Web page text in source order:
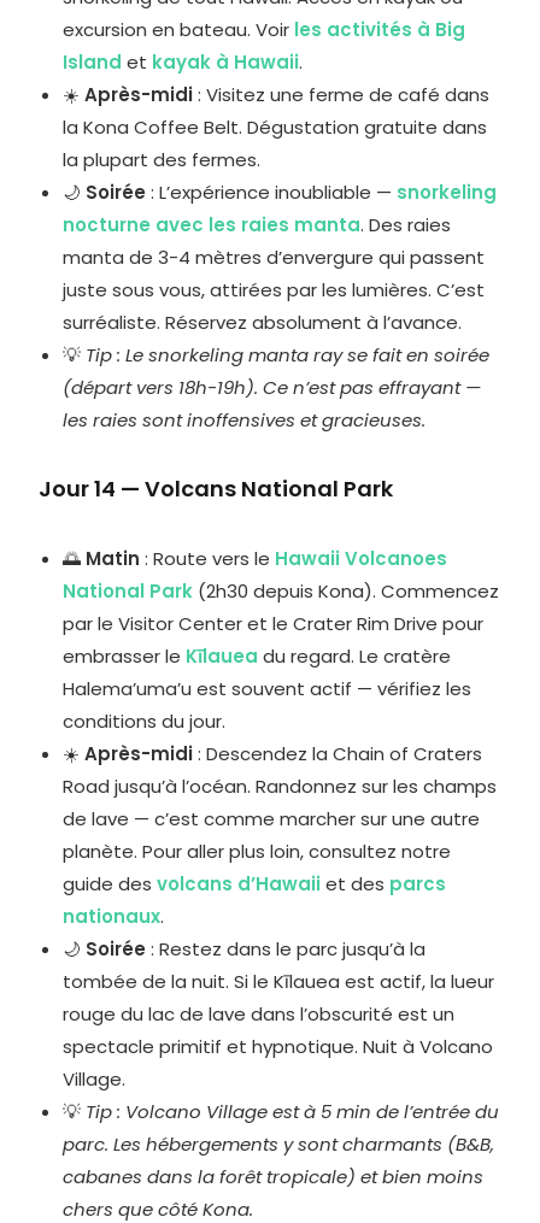
excursion en bateau. Voir les activités à Big
Island et kayak à Hawaii.
☀️Après-midi: Visitez une ferme de café dans
la Kona Coffee Belt. Dégustation gratuite dans
la plupart des fermes.
🌙 Soirée : L’expérience inoubliable — snorkeling
nocturne avec les raies manta. Des raies
manta de 3-4 mètres d’envergure qui passent
juste sous vous, attirées par les lumières. C’est
surréaliste. Réservez absolument à l’avance.
💡 Tip : Le snorkeling manta ray se fait en soirée
(départ vers 18h-19h). Ce n’est pas effrayant —
les raies sont inoffensives et gracieuses.
Jour 14 — Volcans National Park
🌅 Matin : Route vers le Hawaii Volcanoes
National Park (2h30 depuis Kona). Commencez
par le Visitor Center et le Crater Rim Drive pour
embrasser le Kīlauea du regard. Le cratère
Halema’uma’u est souvent actif — vérifiez les
conditions du jour.
☀️Après-midi: Descendez la Chain of Craters
Road jusqu’à l’océan. Randonnez sur les champs
de lave — c’est comme marcher sur une autre
planète. Pour aller plus loin, consultez notre
guide desvolcans d’Hawaiiet des parcs
nationaux.
🌙 Soirée : Restez dans le parc jusqu’à la
tombée de la nuit. Si le Kīlauea est actif, la lueur
rouge du lac de lave dans l’obscurité est un
spectacle primitif et hypnotique. Nuit à Volcano
Village.
💡 Tip : Volcano Village est à 5 min de l’entrée du
parc. Les hébergements y sont charmants (B&B,
cabanes dans la forêt tropicale) et bien moins
chers que côté Kona.